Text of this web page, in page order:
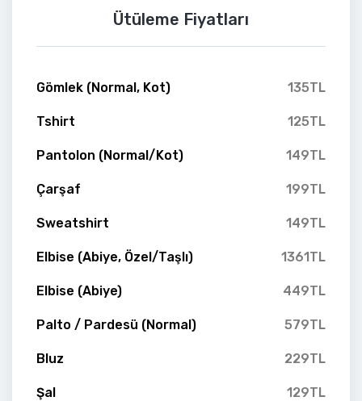
Ütüleme Fiyatları
Gömlek (Normal, Kot) 135TL
Tshirt 125TL
Pantolon (Normal/Kot) 149TL
Çarşaf 199TL
Sweatshirt 149TL
Elbise (Abiye, Özel/Taşlı) 1361TL
Elbise (Abiye) 449TL
Palto / Pardesü (Normal) 579TL
Bluz 229TL
Şal 129TL